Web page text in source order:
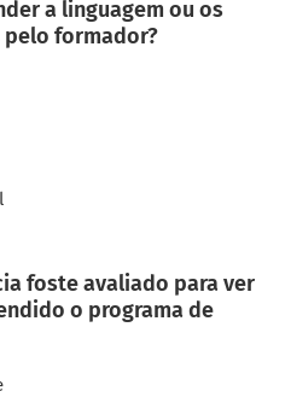
a linguagem ou os
formador?
foste avaliado para ver
o programa de